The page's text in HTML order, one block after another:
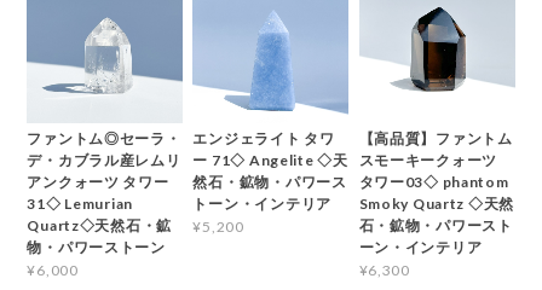
ファントム◎セーラ・
デ・カブラル産レムリ
アンクォーツ タワー
31◇ Lemurian
Quartz◇天然石・鉱
物・パワーストーン
¥6,000
エンジェライト タワ
ー 71◇ Angelite ◇天
然石・鉱物・パワース
トーン・インテリア
¥5,200
【高品質】ファントム
スモーキークォーツ
タワー03◇ phantom
Smoky Quartz ◇天然
石・鉱物・パワースト
ーン・インテリア
¥6,300